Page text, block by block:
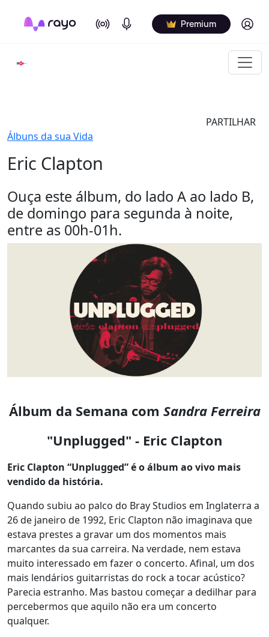
On Air Podcasts Premium Log in
PARTILHAR
Álbuns da sua Vida
Eric Clapton
Ouça este álbum, do lado A ao lado B,
de domingo para segunda à noite,
entre as 00h-01h.
Álbum da Semana com Sandra Ferreira
"Unplugged" - Eric Clapton
Eric Clapton “Unplugged” é o álbum ao vivo mais
vendido da história.
Quando subiu ao palco do Bray Studios em Inglaterra a
26 de janeiro de 1992, Eric Clapton não imaginava que
estava prestes a gravar um dos momentos mais
marcantes da sua carreira. Na verdade, nem estava
muito interessado em fazer o concerto. Afinal, um dos
mais lendários guitarristas do rock a tocar acústico?
Parecia estranho. Mas bastou começar a dedilhar para
percebermos que aquilo não era um concerto
qualquer.